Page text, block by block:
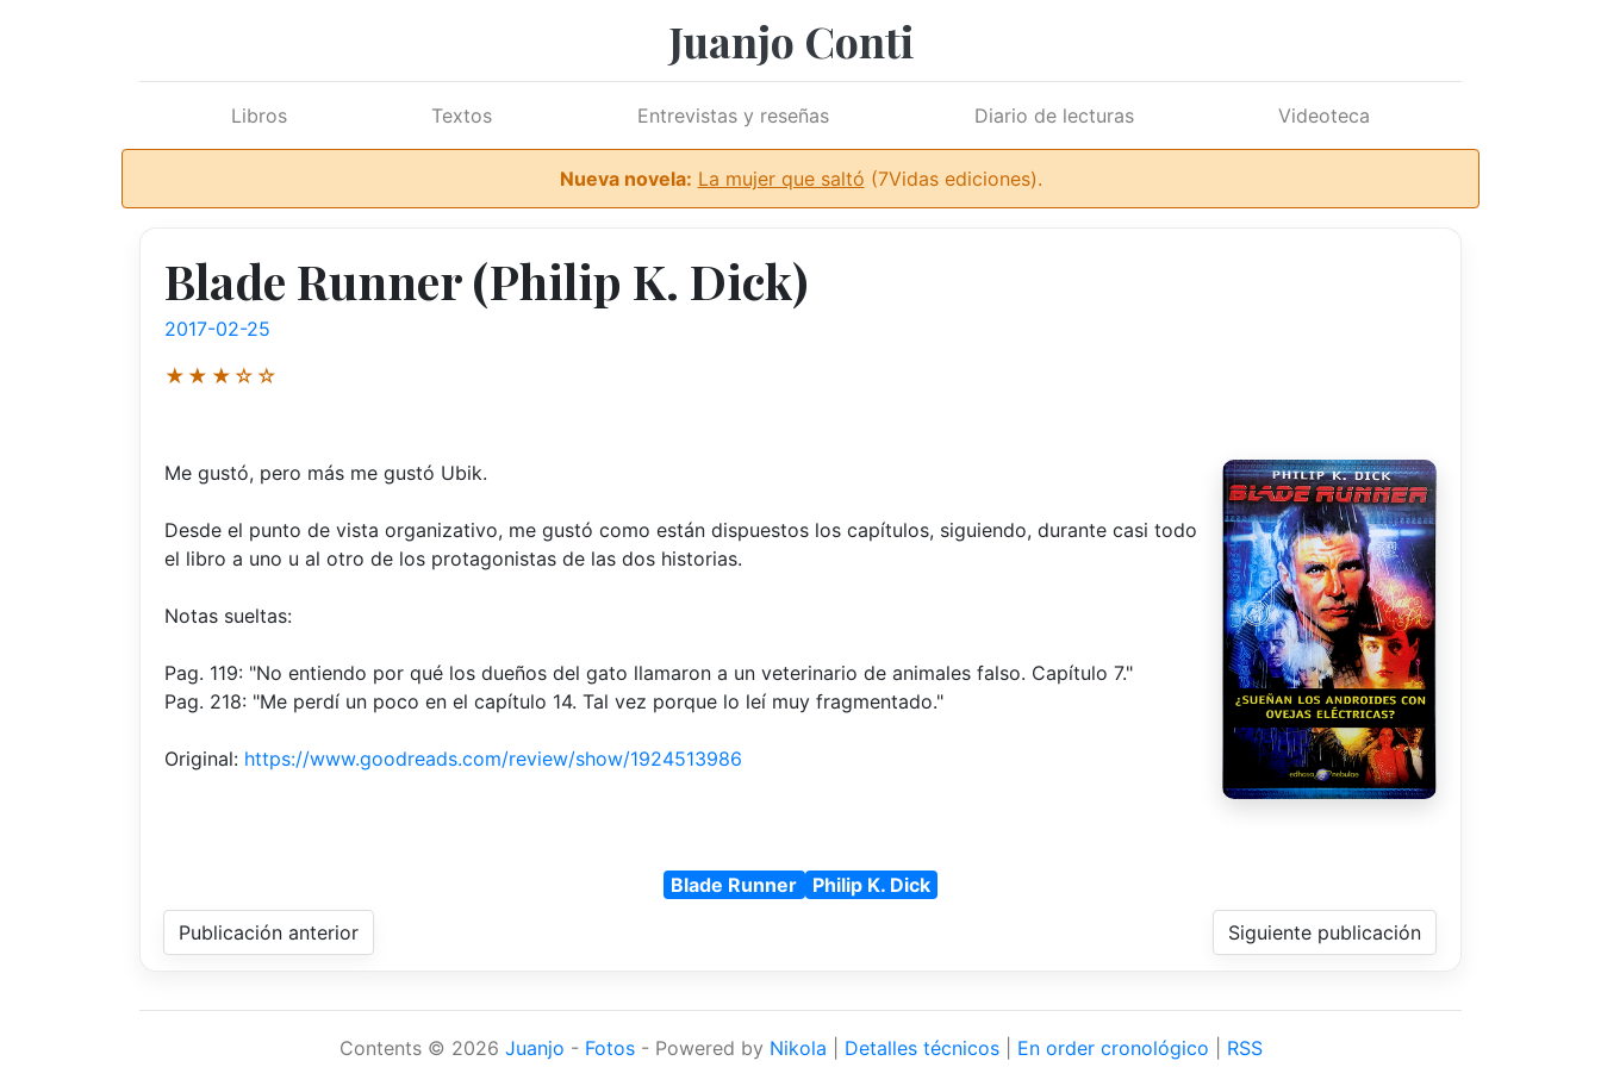
Juanjo Conti
Libros Textos Entrevistas y reseñas Diario de lecturas Videoteca
Nueva novela: La mujer que saltó (7Vidas ediciones).
Blade Runner (Philip K. Dick)
2017-02-25
★★★☆☆
Me gustó, pero más me gustó Ubik.
Desde el punto de vista organizativo, me gustó como están dispuestos los capítulos, siguiendo, durante casi todo
el libro a uno u al otro de los protagonistas de las dos historias.
Notas sueltas:
Pag. 119: "No entiendo por qué los dueños del gato llamaron a un veterinario de animales falso. Capítulo 7."
Pag. 218: "Me perdí un poco en el capítulo 14. Tal vez porque lo leí muy fragmentado."
Original: https://www.goodreads.com/review/show/1924513986
Blade Runner
Philip K. Dick
Publicación anterior
Siguiente publicación
Contents © 2026 Juanjo - Fotos- Powered by Nikola Detalles técnicos| En order cronológico RSS